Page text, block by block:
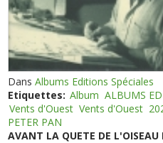
DansAlbums Editions Spéciales
Etiquettes: Album ALBUMS
Vents d'Ouest Vents d'Ouest
PETER PAN
AVANT LA QUETE DE